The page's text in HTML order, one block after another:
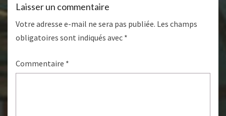
Laisser un commentaire
Votre adresse e-mail ne sera pas publiée. Les champs
obligatoires sont indiqués avec *
Commentaire *